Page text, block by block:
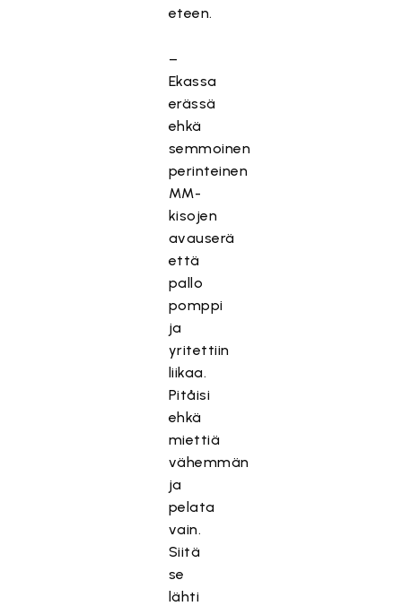
eteen.
–
Ekassa
erässä
ehkä
semmoinen
perinteinen
MM-
kisojen
avauserä
että
pallo
pomppi
ja
yritettiin
liikaa.
Pitåisi
ehkä
miettiä
vähemmän
ja
pelata
vain.
Siitä
se
lähti